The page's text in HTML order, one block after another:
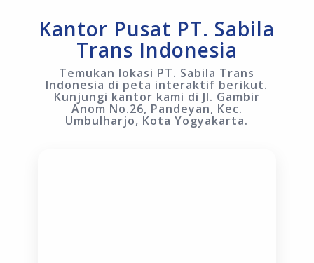
Kantor Pusat PT. Sabila
Trans Indonesia
Temukan lokasi PT. Sabila Trans
Indonesia di peta interaktif berikut.
Kunjungi kantor kami di Jl. Gambir
Anom No.26, Pandeyan, Kec.
Umbulharjo, Kota Yogyakarta.